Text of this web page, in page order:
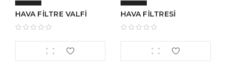
HAVA FİLTRE VALFİ HAVA FİLTRESİ